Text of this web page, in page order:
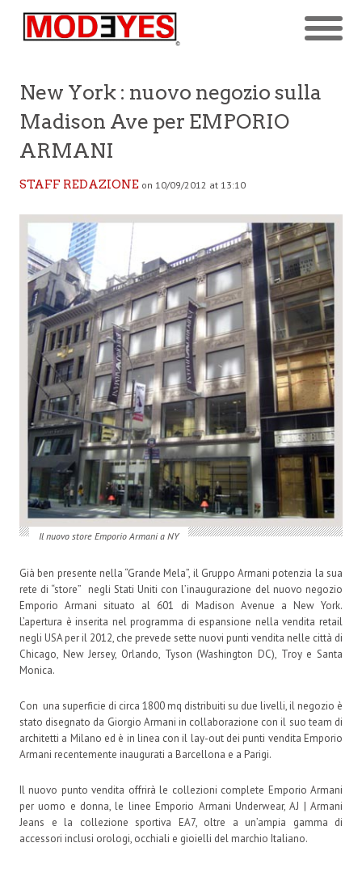
New York : nuovo negozio sulla
Madison Ave per EMPORIO
ARMANI
STAFF REDAZIONE on 10/09/2012 at 13:10
Il nuovo store Emporio Armani a NY
Già ben presente nella “Grande Mela”, il Gruppo Armani potenzia la sua
rete di “store” negli Stati Uniti con l’inaugurazione del nuovo negozio
Emporio Armani situato al 601 di Madison Avenue a New York.
L’apertura è inserita nel programma di espansione nella vendita retail
negli USA per il 2012, che prevede sette nuovi punti vendita nelle città di
Chicago, New Jersey, Orlando, Tyson (Washington DC), Troy e Santa
Monica.
Con una superficie di circa 1800 mq distribuiti su due livelli, il negozio è
stato disegnato da Giorgio Armani in collaborazione con il suo team di
architetti a Milano ed è in linea con il lay-out dei punti vendita Emporio
Armani recentemente inaugurati a Barcellona e a Parigi.
Il nuovo punto vendita offrirà le collezioni complete Emporio Armani
per uomo e donna, le linee Emporio Armani Underwear, AJ | Armani
Jeans e la collezione sportiva EA7, oltre a un’ampia gamma di
accessori inclusi orologi, occhiali e gioielli del marchio Italiano.